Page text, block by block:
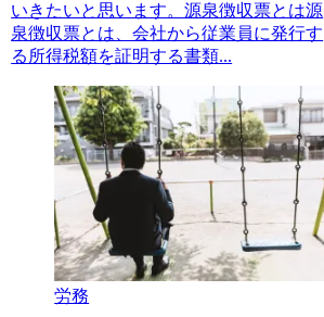
いきたいと思います。源泉徴収票とは源
泉徴収票とは、会社から従業員に発行す
る所得税額を証明する書類...
労務